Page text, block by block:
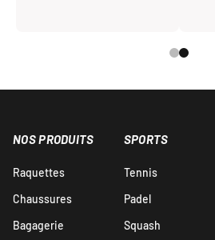
NOS PRODUITS
Raquettes
Chaussures
Bagagerie
SPORTS
Tennis
Padel
Squash